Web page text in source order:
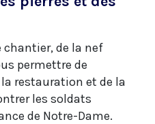
de la nef
permettre de
restauration et de la
les soldats
de Notre-Dame.